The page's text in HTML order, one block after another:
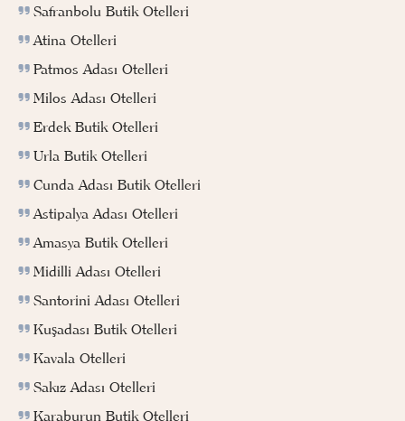
Safranbolu Butik Otelleri
Atina Otelleri
Patmos Adası Otelleri
Milos Adası Otelleri
Erdek Butik Otelleri
Urla Butik Otelleri
Cunda Adası Butik Otelleri
Astipalya Adası Otelleri
Amasya Butik Otelleri
Midilli Adası Otelleri
Santorini Adası Otelleri
Kuşadası Butik Otelleri
Kavala Otelleri
Sakız Adası Otelleri
Karaburun Butik Otelleri